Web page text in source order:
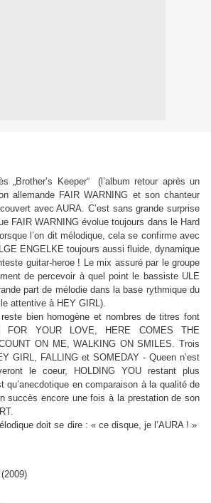
„Brother’s Keeper“ (l’album retour après un
allemande FAIR WARNING et son chanteur
avec AURA. C’est sans grande surprise
FAIR WARNING évolue toujours dans le Hard
l’on dit mélodique, cela se confirme avec
ENGELKE toujours aussi fluide, dynamique
guitar-heroe ! Le mix assuré par le groupe
de percevoir à quel point le bassiste ULE
part de mélodie dans la base rythmique du
attentive à HEY GIRL).
reste bien homogène et nombres de titres font
FOR YOUR LOVE, HERE COMES THE
ON ME, WALKING ON SMILES. Trois
GIRL, FALLING et SOMEDAY - Queen n’est
le coeur, HOLDING YOU restant plus
qu’anecdotique en comparaison à la qualité de
succès encore une fois à la prestation de son
doit se dire : « ce disque, je l’AURA ! »